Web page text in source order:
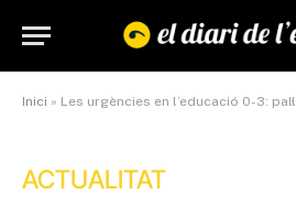
Inici » Les urgències en l’educació 0-3: pal·liar el
ACTUALITAT